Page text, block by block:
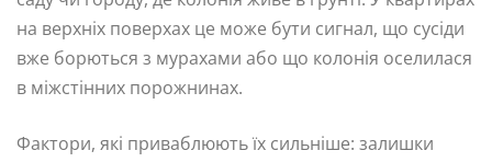
на верхніх поверхах це може бути сигнал, що сусіди
вже борються з мурахами або що колонія оселилася
в міжстінних порожнинах.
Фактори, які приваблюють їх сильніше: залишки